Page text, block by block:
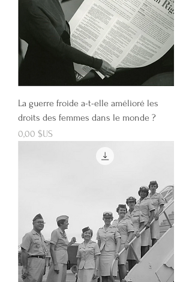
La guerre froide a-t-elle amélioré les
droits des femmes dans le monde ?
Prix
0,00 $US